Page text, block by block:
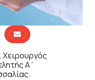
Χειρουργός
Α΄